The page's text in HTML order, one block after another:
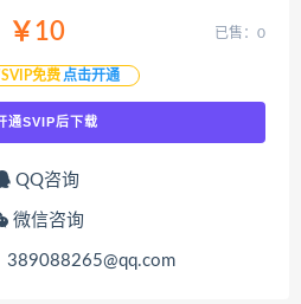
￥10
免费 点击开通
已售：0
通SVIP后下载
QQ咨询
微信咨询
389088265@qq.com